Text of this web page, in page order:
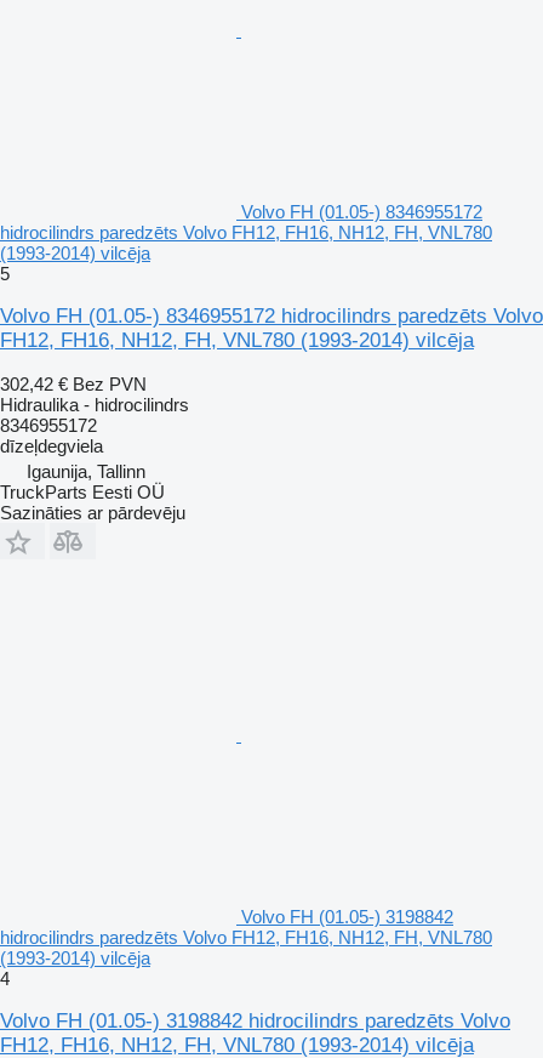
Volvo FH (01.05-) 8346955172
hidrocilindrs paredzēts Volvo FH12, FH16, NH12, FH, VNL780
(1993-2014) vilcēja
5
Volvo FH (01.05-) 8346955172 hidrocilindrs paredzēts Volvo
FH12, FH16, NH12, FH, VNL780 (1993-2014) vilcēja
302,42 € Bez PVN
Hidraulika - hidrocilindrs
8346955172
dīzeļdegviela
Igaunija, Tallinn
TruckParts Eesti OÜ
Sazināties ar pārdevēju
Volvo FH (01.05-) 3198842
hidrocilindrs paredzēts Volvo FH12, FH16, NH12, FH, VNL780
(1993-2014) vilcēja
4
Volvo FH (01.05-) 3198842 hidrocilindrs paredzēts Volvo
FH12, FH16, NH12, FH, VNL780 (1993-2014) vilcēja